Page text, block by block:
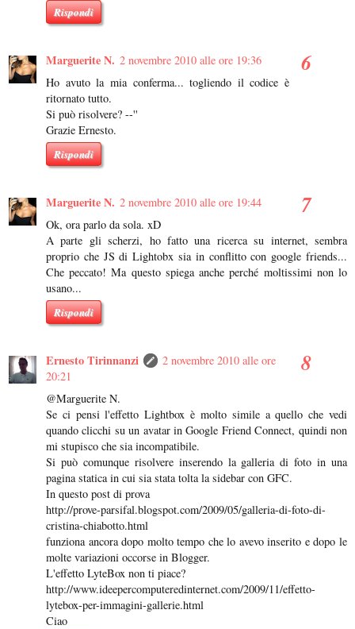
Rispondi
Marguerite N. 2 novembre 2010 alle ore 19:36
Ho avuto la mia conferma... togliendo il codice è
ritornato tutto.
Si può risolvere? --''
Grazie Ernesto.
Rispondi
Marguerite N. 2 novembre 2010 alle ore 19:44
Ok, ora parlo da sola. xD
A parte gli scherzi, ho fatto una ricerca su internet, sembra
proprio che JS di Lightobx sia in conflitto con google friends...
Che peccato! Ma questo spiega anche perché moltissimi non lo
usano...
Rispondi
Ernesto Tirinnanzi
2 novembre 2010 alle ore
20:21
@Marguerite N.
Se ci pensi l'effetto Lightbox è molto simile a quello che vedi
quando clicchi su un avatar in Google Friend Connect, quindi non
mi stupisco che sia incompatibile.
Si può comunque risolvere inserendo la galleria di foto in una
pagina statica in cui sia stata tolta la sidebar con GFC.
In questo post di prova
http://prove-parsifal.blogspot.com/2009/05/galleria-di-foto-di-
cristina-chiabotto.html
funziona ancora dopo molto tempo che lo avevo inserito e dopo le
molte variazioni occorse in Blogger.
L'effetto LyteBox non ti piace?
http://www.ideepercomputeredinternet.com/2009/11/effetto-
lytebox-per-immagini-gallerie.html
Ciao